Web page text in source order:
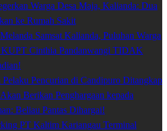
Warga Desa Maja, Kalianda: Dua
ke Rumah Sakit
Samsat Kalianda, Puluhan Warga
Cinthia Pandanwangi TIDAK
Pencurian di Candipuro Ditangkap
Berikan Penghargaan kepada
Beliau Pantas Dihargai!
PT Kaltim Kariangau Terminal